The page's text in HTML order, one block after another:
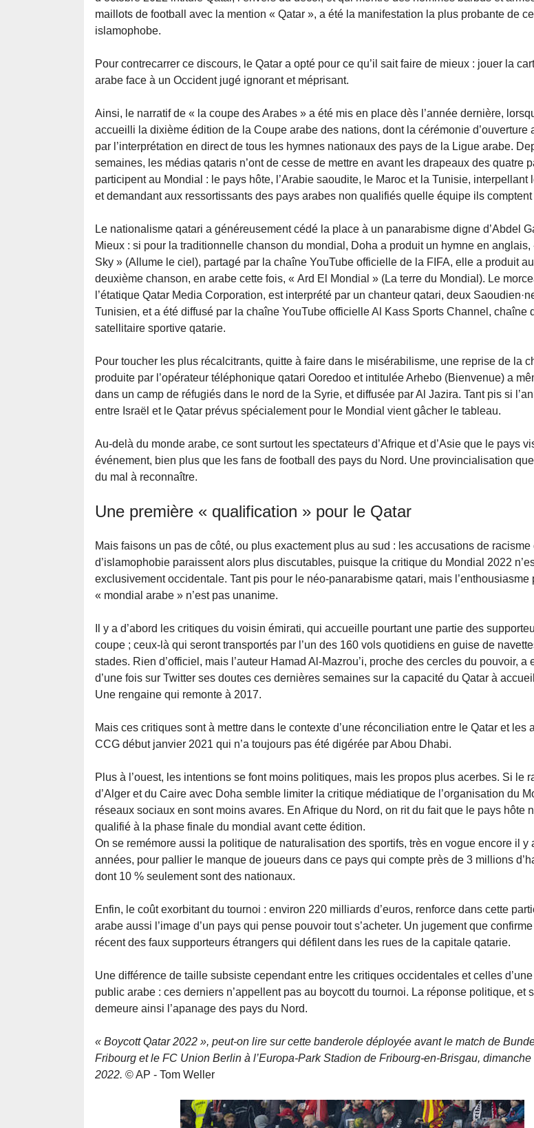
maillots de football avec la mention « Qatar », a été la manifestation la plus probante de
islamophobe.
Pour contrecarrer ce discours, le Qatar a opté pour ce qu’il sait faire de mieux : jouer la
arabe face à un Occident jugé ignorant et méprisant.
Ainsi, le narratif de « la coupe des Arabes » a été mis en place dès l’année dernière,
accueilli la dixième édition de la Coupe arabe des nations, dont la cérémonie d’ouverture
par l’interprétation en direct de tous les hymnes nationaux des pays de la Ligue arabe.
semaines, les médias qataris n’ont de cesse de mettre en avant les drapeaux des quatre
participent au Mondial : le pays hôte, l’Arabie saoudite, le Maroc et la Tunisie, interpellant
et demandant aux ressortissants des pays arabes non qualifiés quelle équipe ils comptent
Le nationalisme qatari a généreusement cédé la place à un panarabisme digne d’Abdel
Mieux : si pour la traditionnelle chanson du mondial, Doha a produit un hymne en anglais,
Sky » (Allume le ciel), partagé par la chaîne YouTube officielle de la FIFA, elle a produit
deuxième chanson, en arabe cette fois, « Ard El Mondial » (La terre du Mondial). Le
l’étatique Qatar Media Corporation, est interprété par un chanteur qatari, deux
Tunisien, et a été diffusé par la chaîne YouTube officielle Al Kass Sports Channel, chaîne
satellitaire sportive qatarie.
Pour toucher les plus récalcitrants, quitte à faire dans le misérabilisme, une reprise de la
produite par l’opérateur téléphonique qatari Ooredoo et intitulée Arhebo (Bienvenue) a
dans un camp de réfugiés dans le nord de la Syrie, et diffusée par Al Jazira. Tant pis si
entre Israël et le Qatar prévus spécialement pour le Mondial vient gâcher le tableau.
Au-delà du monde arabe, ce sont surtout les spectateurs d’Afrique et d’Asie que le pays
événement, bien plus que les fans de football des pays du Nord. Une provincialisation que
du mal à reconnaître.
Une première « qualification » pour le Qatar
Mais faisons un pas de côté, ou plus exactement plus au sud : les accusations de racisme
d’islamophobie paraissent alors plus discutables, puisque la critique du Mondial 2022
exclusivement occidentale. Tant pis pour le néo-panarabisme qatari, mais l’enthousiasme
« mondial arabe » n’est pas unanime.
Il y a d’abord les critiques du voisin émirati, qui accueille pourtant une partie des
coupe ; ceux-là qui seront transportés par l’un des 160 vols quotidiens en guise de
stades. Rien d’officiel, mais l’auteur Hamad Al-Mazrou’i, proche des cercles du pouvoir, a
d’une fois sur Twitter ses doutes ces dernières semaines sur la capacité du Qatar à
Une rengaine qui remonte à 2017.
Mais ces critiques sont à mettre dans le contexte d’une réconciliation entre le Qatar et les
CCG début janvier 2021 qui n’a toujours pas été digérée par Abou Dhabi.
Plus à l’ouest, les intentions se font moins politiques, mais les propos plus acerbes. Si le
d’Alger et du Caire avec Doha semble limiter la critique médiatique de l’organisation du
réseaux sociaux en sont moins avares. En Afrique du Nord, on rit du fait que le pays hôte
qualifié à la phase finale du mondial avant cette édition.
On se remémore aussi la politique de naturalisation des sportifs, très en vogue encore il y
années, pour pallier le manque de joueurs dans ce pays qui compte près de 3 millions
dont 10 % seulement sont des nationaux.
Enfin, le coût exorbitant du tournoi : environ 220 milliards d’euros, renforce dans cette
arabe aussi l’image d’un pays qui pense pouvoir tout s’acheter. Un jugement que
récent des faux supporteurs étrangers qui défilent dans les rues de la capitale qatarie.
Une différence de taille subsiste cependant entre les critiques occidentales et celles
public arabe : ces derniers n’appellent pas au boycott du tournoi. La réponse politique, et
demeure ainsi l’apanage des pays du Nord.
« Boycott Qatar 2022 », peut-on lire sur cette banderole déployée avant le match de
Fribourg et le FC Union Berlin à l’Europa-Park Stadion de Fribourg-en-Brisgau,
2022. © AP - Tom Weller